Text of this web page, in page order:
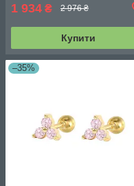
1 934 ₴ 2 976 ₴
Купити
–35%